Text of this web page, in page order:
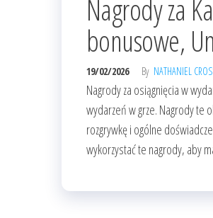
Nagrody za
bonusowe,
19/02/2026 By NATHANIEL
Nagrody za osiągnięcia w
wydarzeń w grze. Nagrody te
rozgrywkę i ogólne
wykorzystać te nagrody, aby